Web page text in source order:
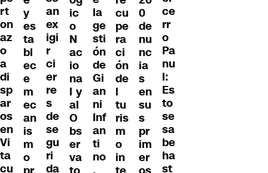
rt
on
az
o
a
di
sp
ar
os
en
Vi
ta
cu
y
es
ta
bl
ec
e
m
ec
an
is
m
o
an
ex
igi
r
ci
er
re
s
de
se
gu
ri
da
ic
o
N
ac
io
na
l y
al
O
bs
er
va
la
ge
sti
ón
de
Gi
an
ni
Inf
an
ti
no
,
cu
pe
ra
ci
ón
de
l
tu
ris
m
o
in
0
de
nu
nc
ia
s
en
su
s
pr
im
er
ce
rr
o
Pa
nu
l:
Es
to
se
sa
be
ha
st